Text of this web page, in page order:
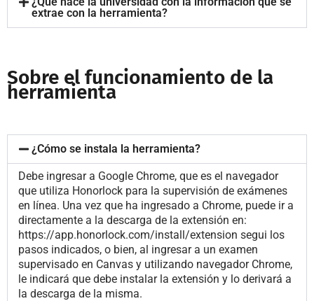
extrae con la herramienta?
Sobre el funcionamiento de la
herramienta
¿Cómo se instala la herramienta?
Debe ingresar a Google Chrome, que es el navegador
que utiliza Honorlock para la supervisión de exámenes
en línea. Una vez que ha ingresado a Chrome, puede ir a
directamente a la descarga de la extensión en:
https://app.honorlock.com/install/extension segui los
pasos indicados, o bien, al ingresar a un examen
supervisado en Canvas y utilizando navegador Chrome,
le indicará que debe instalar la extensión y lo derivará a
la descarga de la misma.